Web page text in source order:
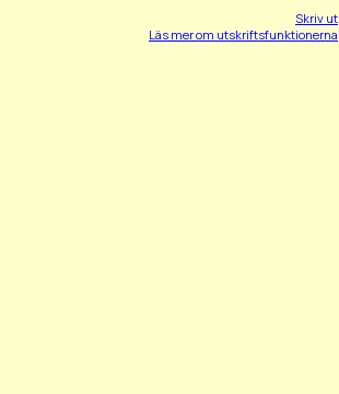
Skriv ut
Läs mer om utskriftsfunktionerna